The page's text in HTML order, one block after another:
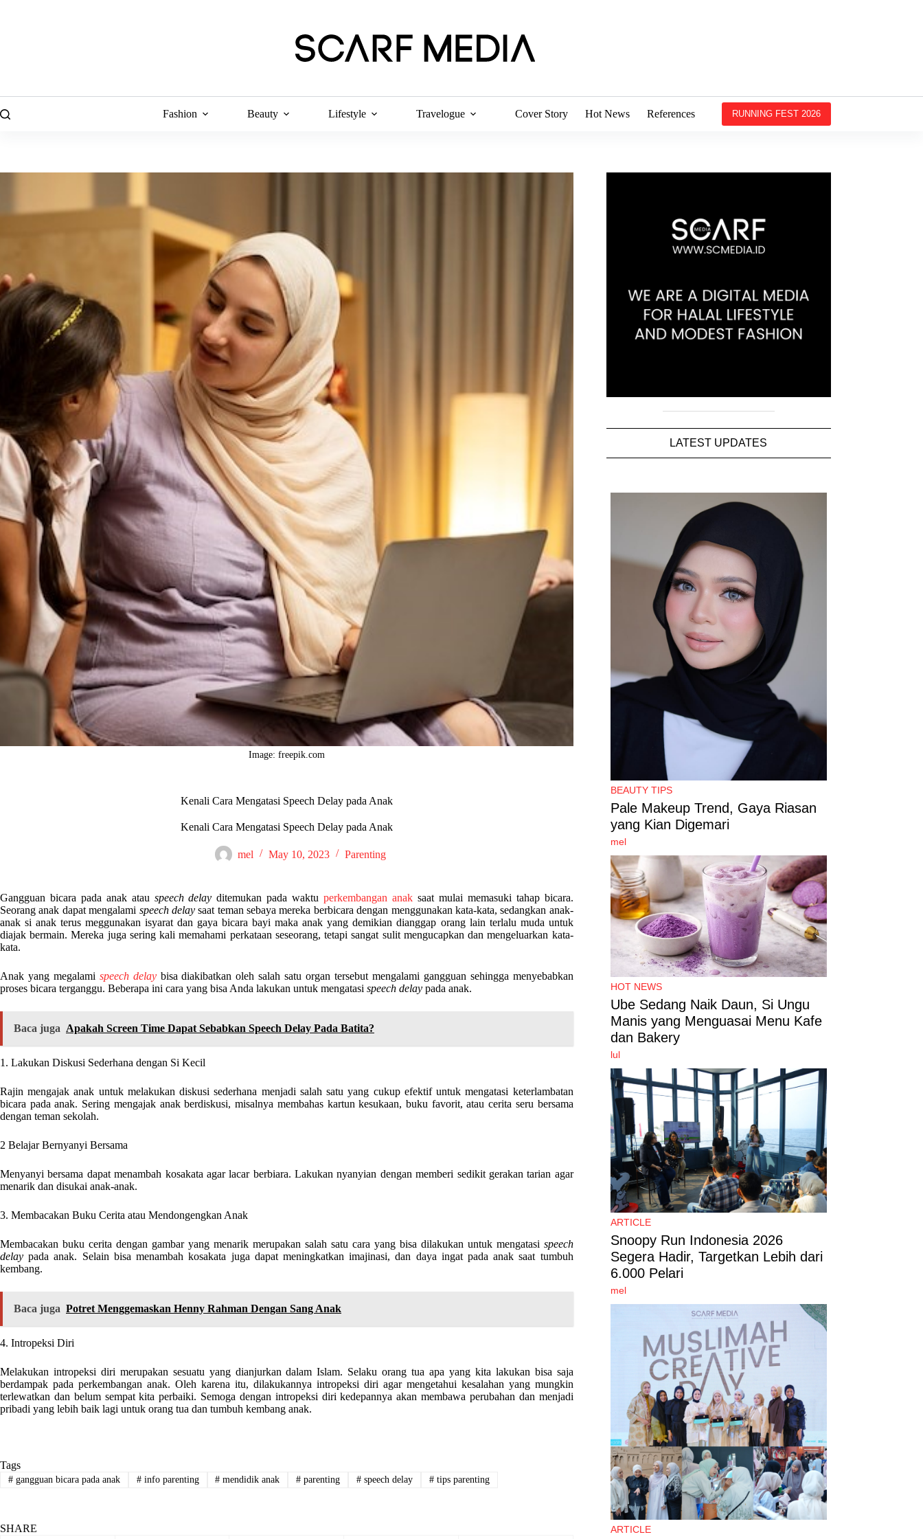
Fashion Beauty Lifestyle Travelogue Cover Story Hot News References RUNNING FEST 2026
Image: freepik.com
Kenali Cara Mengatasi Speech Delay pada Anak
Kenali Cara Mengatasi Speech Delay pada Anak
mel May 10, 2023 Parenting
Gangguan bicara pada anak atau speech delayditemukan pada waktuperkembangan anak saat mulai memasuki tahap bicara.
Seorang anak dapat mengalami speech delaysaat teman sebaya mereka berbicara dengan menggunakan kata-kata, sedangkan anak-
anak si anak terus meggunakan isyarat dan gaya bicara bayi maka anak yang demikian dianggap orang lain terlalu muda untuk
diajak bermain. Mereka juga sering kali memahami perkataan seseorang, tetapi sangat sulit mengucapkan dan mengeluarkan kata-
kata.
Anak yang megalami speech delay bisa diakibatkan oleh salah satu organ tersebut mengalami gangguan sehingga menyebabkan
proses bicara terganggu. Beberapa ini cara yang bisa Anda lakukan untuk mengatasi speech delay pada anak.
Baca juga Apakah Screen Time Dapat Sebabkan Speech Delay Pada Batita?
1. Lakukan Diskusi Sederhana dengan Si Kecil
Rajin mengajak anak untuk melakukan diskusi sederhana menjadi salah satu yang cukup efektif untuk mengatasi keterlambatan
bicara pada anak. Sering mengajak anak berdiskusi, misalnya membahas kartun kesukaan, buku favorit, atau cerita seru bersama
dengan teman sekolah.
2 Belajar Bernyanyi Bersama
Menyanyi bersama dapat menambah kosakata agar lacar berbiara. Lakukan nyanyian dengan memberi sedikit gerakan tarian agar
menarik dan disukai anak-anak.
3. Membacakan Buku Cerita atau Mendongengkan Anak
Membacakan buku cerita dengan gambar yang menarik merupakan salah satu cara yang bisa dilakukan untuk mengatasi speech
delaypada anak. Selain bisa menambah kosakata juga dapat meningkatkan imajinasi, dan daya ingat pada anak saat tumbuh
kembang.
Baca juga Potret Menggemaskan Henny Rahman Dengan Sang Anak
4. Intropeksi Diri
Melakukan intropeksi diri merupakan sesuatu yang dianjurkan dalam Islam. Selaku orang tua apa yang kita lakukan bisa saja
berdampak pada perkembangan anak. Oleh karena itu, dilakukannya intropeksi diri agar mengetahui kesalahan yang mungkin
terlewatkan dan belum sempat kita perbaiki. Semoga dengan intropeksi diri kedepannya akan membawa perubahan dan menjadi
pribadi yang lebih baik lagi untuk orang tua dan tumbuh kembang anak.
Tags
#gangguan bicara pada anak #info parenting # mendidik anak # parenting # speech delay #tips parenting
SHARE
LATEST UPDATES
BEAUTY TIPS
Pale Makeup Trend, Gaya Riasan
yang Kian Digemari
mel
HOT NEWS
Ube Sedang Naik Daun, Si Ungu
Manis yang Menguasai Menu Kafe
dan Bakery
lul
ARTICLE
Snoopy Run Indonesia 2026
Segera Hadir, Targetkan Lebih dari
6.000 Pelari
mel
ARTICLE